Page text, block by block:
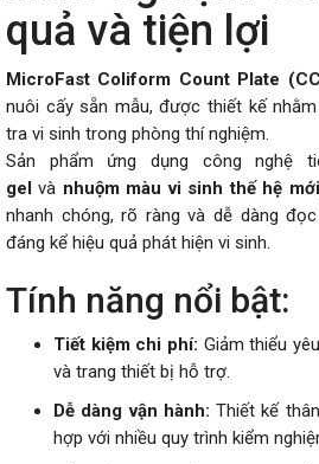
quả và tiện lợi
MicroFast Coliform Count Plate
nuôi cấy sẵn mẫu, được thiết kế
tra vi sinh trong phòng thí nghiệm.
Sản phẩm ứng dụng công nghệ
gel và nhuộm màu vi sinh thế hệ mới
nhanh chóng, rõ ràng và dễ dàng
đáng kể hiệu quả phát hiện vi sinh.
Tính năng nổi bật:
Tiết kiệm chi phí: Giảm thiểu
và trang thiết bị hỗ trợ.
Dễ dàng vận hành: Thiết kế
hợp với nhiều quy trình kiểm